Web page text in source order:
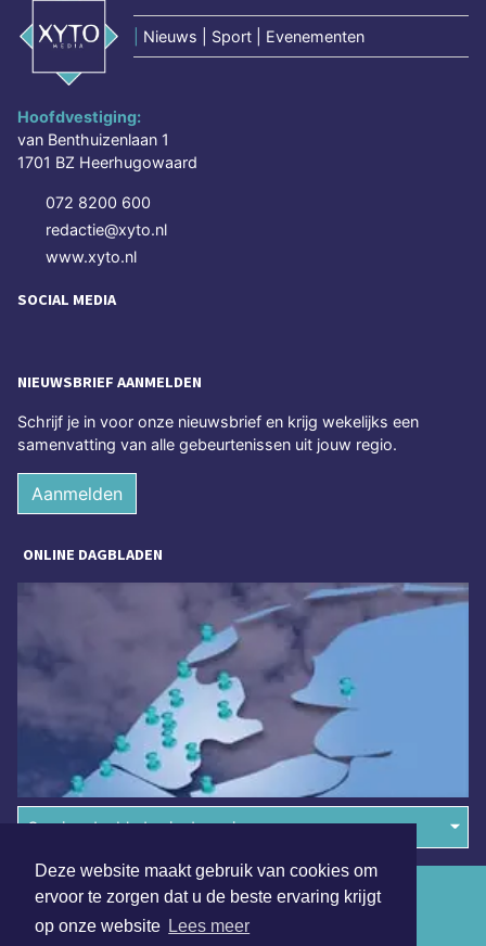
Deze website maakt gebruik van cookies om
ervoor te zorgen dat u de beste ervaring krijgt
op onze website Lees meer
Nieuws | Sport | Evenementen
Hoofdvestiging:
van Benthuizenlaan 1
1701 BZ Heerhugowaard
072 8200 600
redactie@xyto.nl
www.xyto.nl
SOCIAL MEDIA
NIEUWSBRIEF AANMELDEN
Schrijf je in voor onze nieuwsbrief en krijg wekelijks een
samenvatting van alle gebeurtenissen uit jouw regio.
Aanmelden
ONLINE DAGBLADEN
Overige dagbladen in de regio
Algemene voorwaarden
Disclaimer